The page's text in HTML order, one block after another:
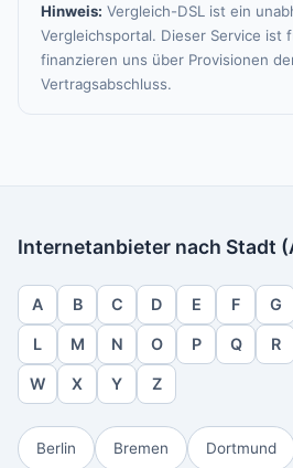
Hinweis: Vergleich-DSL ist ein
Vergleichsportal. Dieser Service ist
finanzieren uns über Provisionen
Vertragsabschluss.
Internetanbieter nach Stadt
A B C D E F G
L M N O P Q R
W X Y Z
Berlin Bremen Dortmund